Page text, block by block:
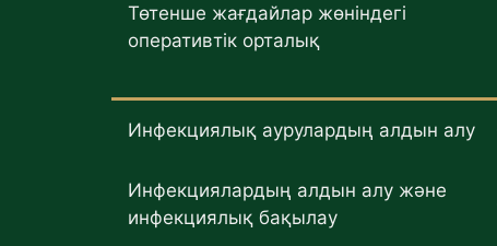
Төтенше жағдайлар жөніндегі
оперативтік орталық
Инфекциялық аурулардың алдын алу
Инфекциялардың алдын алу және
инфекциялық бақылау